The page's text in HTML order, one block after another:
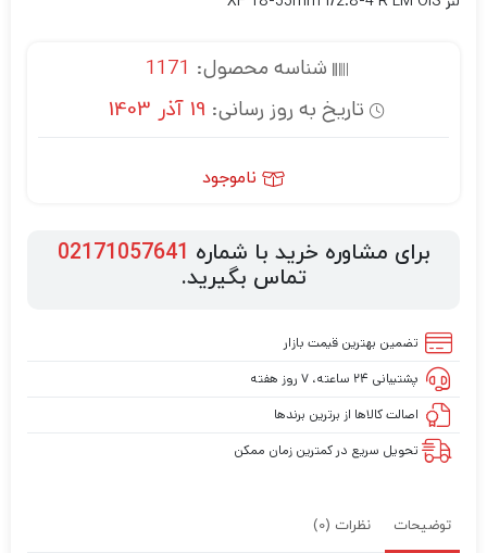
شناسه محصول: 1171
تاریخ به روز رسانی: 19 آذر 1403
ناموجود
برای مشاوره خرید با شماره 02171057641
تماس بگیرید.
تضمین بهترین قیمت بازار
پشتیبانی ۲۴ ساعته، ۷ روز هفته
اصالت کالاها از برترین برندها
تحویل سریع در کمترین زمان ممکن
توضیحات نظرات (0)